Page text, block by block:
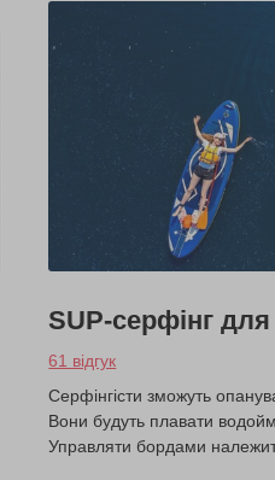
SUP-серфінг
61 відгук
Серфінгісти зможуть
Вони будуть плавати
Управляти бордами